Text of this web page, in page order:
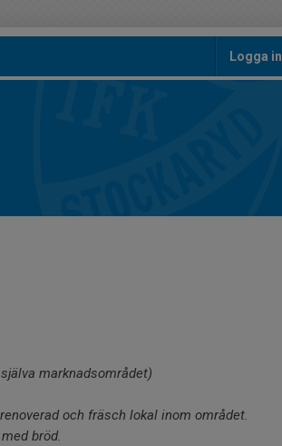
Logga in
marknadsområdet)
och fräsch lokal inom området.
bröd.